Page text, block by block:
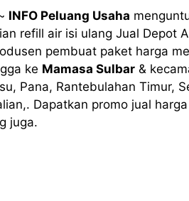
INFO Peluang Usaha
refill air isi ulang Jual Depot
pembuat paket harga
ke Mamasa Sulbar &
Pana, Rantebulahan Timur,
Dapatkan promo jual
juga.